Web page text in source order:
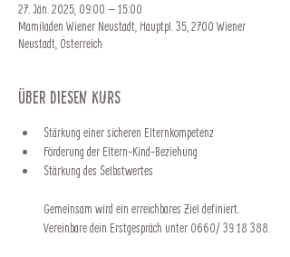
27. Jän. 2025, 09:00 – 15:00
Mamiladen Wiener Neustadt, Hauptpl. 35, 2700 Wiener
Neustadt, Österreich
Über diesen Kurs
Stärkung einer sicheren Elternkompetenz
Förderung der Eltern-Kind-Beziehung
Stärkung des Selbstwertes
Gemeinsam wird ein erreichbares Ziel definiert.
Vereinbare dein Erstgespräch unter 0660/ 39 18 388.